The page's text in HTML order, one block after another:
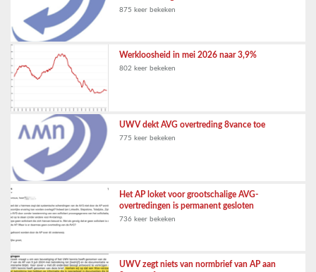
875 keer bekeken
Werkloosheid in mei 2026 naar 3,9%
802 keer bekeken
UWV dekt AVG overtreding 8vance toe
775 keer bekeken
Het AP loket voor grootschalige AVG-
overtredingen is permanent gesloten
736 keer bekeken
UWV zegt niets van normbrief van AP aan